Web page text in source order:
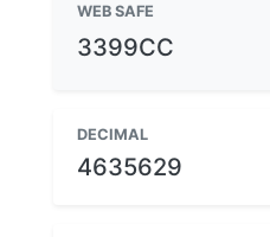
WEB SAFE
3399CC
DECIMAL
4635629